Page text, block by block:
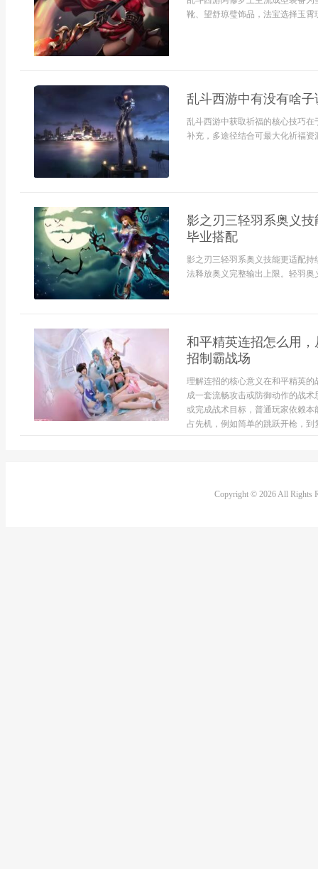
靴、望舒琼璧饰品，法宝选择玉
乱斗西游中有没有啥
乱斗西游中获取祈福的核心技巧
补充，多途径结合可最大化祈福
影之刃三轻羽系奥义
毕业搭配
影之刃三轻羽系奥义技能更适配
法释放奥义完整输出上限。轻羽
和平精英连招怎么用
招制霸战场
理解连招的核心意义在和平精英
成一套流畅攻击或防御动作的战
或完成战术目标，普通玩家依赖
占先机，例如简单的跳跃开枪，
Copyright © 2026 All Rights